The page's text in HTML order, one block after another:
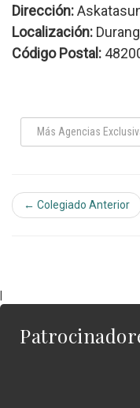
Dirección:
Localización:
Código Postal:
Más Agencias
← Colegiado Anterior